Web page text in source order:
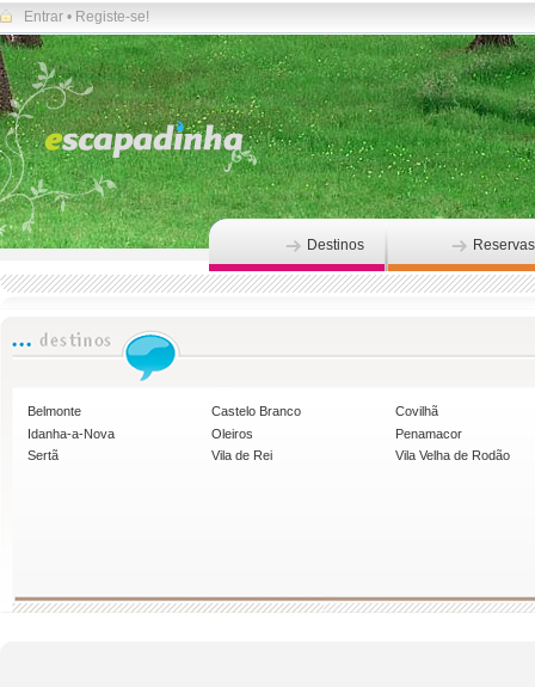
Entrar • Registe-se!
Destinos Reservas
Belmonte Castelo Branco
Covilhã
Idanha-a-Nova
Oleiros
Penamacor
Sertã
Vila de Rei Vila Velha de Rodão